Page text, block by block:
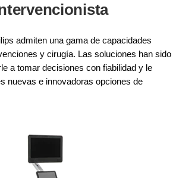
admiten una gama de capacidades
y cirugía. Las soluciones han sido
a tomar decisiones con fiabilidad y le
nuevas e innovadoras opciones de